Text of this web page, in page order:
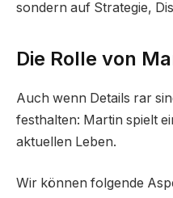
sondern auf Strategie,
Die Rolle von
Auch wenn Details rar
festhalten: Martin spielt
aktuellen Leben.
Wir können folgende